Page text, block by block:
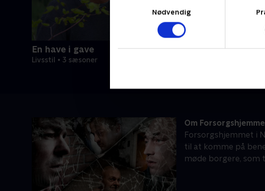
Nødvendig
En have i gave
Livsstil • 3 sæsoner
Om
Forsorgshjemmet i
til at komme på
møde borgere,